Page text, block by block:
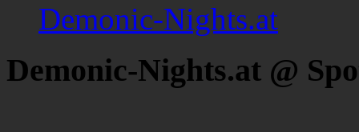
Demonic-Nights.at
Demonic-Nights.at @